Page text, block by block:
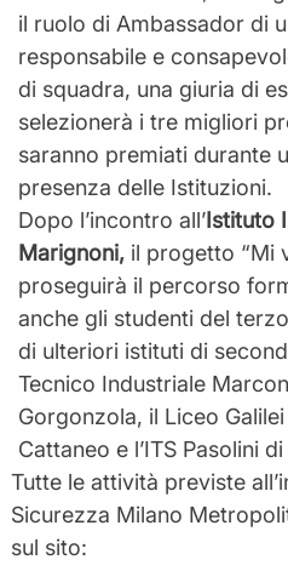
il ruolo di Ambassador di
responsabile e
di squadra, una giuria di
selezionerà i tre migliori
saranno premiati durante
presenza delle Istituzioni.
Dopo l’incontro all’Istituto
Marignoni, il progetto “Mi
proseguirà il percorso
anche gli studenti del
di ulteriori istituti di
Tecnico Industriale
Gorgonzola, il Liceo Galilei
Cattaneo e l’ITS Pasolini
Tutte le attività previste
Sicurezza Milano
sul sito: